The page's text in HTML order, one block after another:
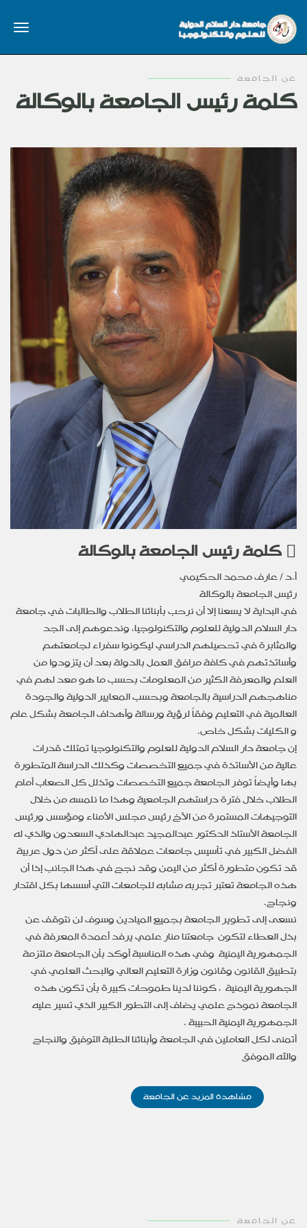
عن الجامعة
كلمة رئيس الجامعة بالوكالة
كلمة رئيس الجامعة بالوكالة
أ.د / عارف محمد الحكيمي
رئيس الجامعة بالوكالة
في البداية لا يسعنا إلا أن نرحب بأبنائنا الطلاب والطالبات في جامعة
دار السلام الدولية للعلوم والتكنولوجيا، وندعوهم إلى الجد
والمثابرة في تحصيلهم الدراسي ليكونوا سفراء لجامعتهم
وأساتذتهم في كافة مرافق العمل بالدولة بعد أن يتزودوا من
العلم والمعرفة الكثير من المعلومات بحسب ما هو معد لهم في
مناهجهم الدراسية بالجامعة وبحسب المعايير الدولية والجودة
العالمية في التعليم وفقاً لرؤية ورسالة وأهداف الجامعة بشكل عام
و الكليات بشكل خاص.
إن جامعة دار السلام الدولية للعلوم والتكنولوجيا تمتلك قدرات
عالية من الأساتذة في جميع التخصصات وكذلك الدراسة المتطورة
بها وأيضاً توفر الجامعة جميع التخصصات وتذلل كل الصعاب أمام
الطلاب خلال فترة دراستهم الجامعية وهذا ما نلمسه من خلال
التوجيهات المستمرة من الأخ رئيس مجلس الأمناء ومؤسس ورئيس
الجامعة الأستاذ الدكتور عبدالمجيد عبدالهادي السعدون والذي له
الفضل الكبير في تأسيس جامعات عملاقة على أكثر من دول عربية
قد تكون متطورة أكثر من اليمن وقد نجح في هذا الجانب إذا أن
هذه الجامعة تعتبر تجربه مشابه للجامعات التي أسسها بكل اقتدار
ونجاح.
نسعى إلى تطوير الجامعة بجميع الميادين وسوف لن نتوقف عن
بذل العطاء لتكون جامعتنا منار علمي يرفد أعمدة المعرفة في
الجمهورية اليمنية وفي هذه المناسبة أوكد بأن الجامعة ملتزمة
بتطبيق القانون وقانون وزارة التعليم العالي والبحث العلمي في
الجهورية اليمنية ، كوننا لدينا طموحات كبيرة بأن تكون هذه
الجامعة نموذج علمي يضاف إلى التطور الكبير الذي تسير عليه
الجمهورية اليمنية الحبيبة .
أتمنى لكل العاملين في الجامعة وأبنائنا الطلبة التوفيق والنجاح
والله الموفق
مشاهدة المزيد عن الجامعة
عن الجامعة